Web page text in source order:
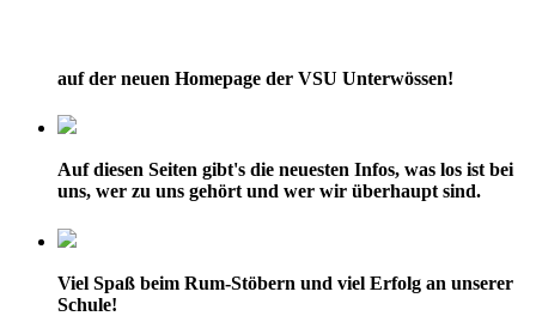
auf der neuen Homepage der VSU Unterwössen!
Auf diesen Seiten gibt's die neuesten Infos, was los ist bei
uns, wer zu uns gehört und wer wir überhaupt sind.
Viel Spaß beim Rum-Stöbern und viel Erfolg an unserer
Schule!